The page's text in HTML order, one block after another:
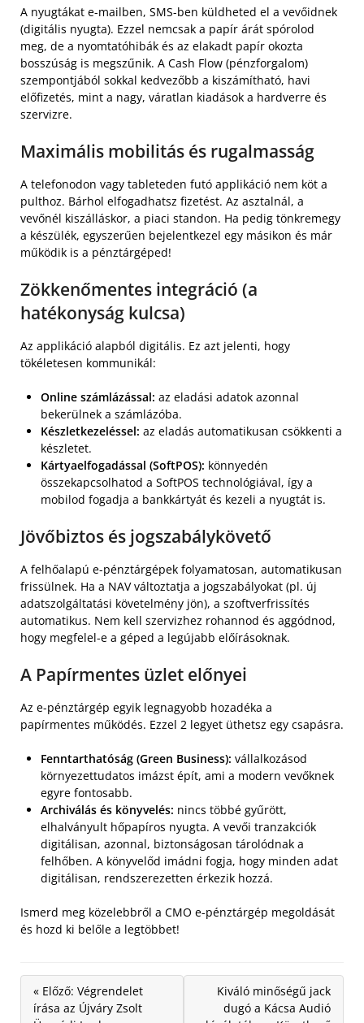
A nyugtákat e-mailben, SMS-ben küldheted el a vevőidnek
(digitális nyugta). Ezzel nemcsak a papír árát spórolod
meg, de a nyomtatóhibák és az elakadt papír okozta
bosszúság is megszűnik. A Cash Flow (pénzforgalom)
szempontjából sokkal kedvezőbb a kiszámítható, havi
előfizetés, mint a nagy, váratlan kiadások a hardverre és
szervizre.
Maximális mobilitás és rugalmasság
A telefonodon vagy tableteden futó applikáció nem köt a
pulthoz. Bárhol elfogadhatsz fizetést. Az asztalnál, a
vevőnél kiszálláskor, a piaci standon. Ha pedig tönkremegy
a készülék, egyszerűen bejelentkezel egy másikon és már
működik is a pénztárgéped!
Zökkenőmentes integráció (a
hatékonyság kulcsa)
Az applikáció alapból digitális. Ez azt jelenti, hogy
tökéletesen kommunikál:
Online számlázással: az eladási adatok azonnal
bekerülnek a számlázóba.
Készletkezeléssel: az eladás automatikusan csökkenti a
készletet.
Kártyaelfogadással (SoftPOS): könnyedén
összekapcsolhatod a SoftPOS technológiával, így a
mobilod fogadja a bankkártyát és kezeli a nyugtát is.
Jövőbiztos és jogszabálykövető
A felhőalapú e-pénztárgépek folyamatosan, automatikusan
frissülnek. Ha a NAV változtatja a jogszabályokat (pl. új
adatszolgáltatási követelmény jön), a szoftverfrissítés
automatikus. Nem kell szervizhez rohannod és aggódnod,
hogy megfelel-e a géped a legújabb előírásoknak.
A Papírmentes üzlet előnyei
Az e-pénztárgép egyik legnagyobb hozadéka a
papírmentes működés. Ezzel 2 legyet üthetsz egy csapásra.
Fenntarthatóság (Green Business): vállalkozásod
környezettudatos imázst épít, ami a modern vevőknek
egyre fontosabb.
Archiválás és könyvelés: nincs többé gyűrött,
elhalványult hőpapíros nyugta. A vevői tranzakciók
digitálisan, azonnal, biztonságosan tárolódnak a
felhőben. A könyvelőd imádni fogja, hogy minden adat
digitálisan, rendszerezetten érkezik hozzá.
Ismerd meg közelebbről a CMO e-pénztárgép megoldását
és hozd ki belőle a legtöbbet!
« Előző: Végrendelet
írása az Újváry Zsolt
Kiváló minőségű jack
dugó a Kácsa Audió